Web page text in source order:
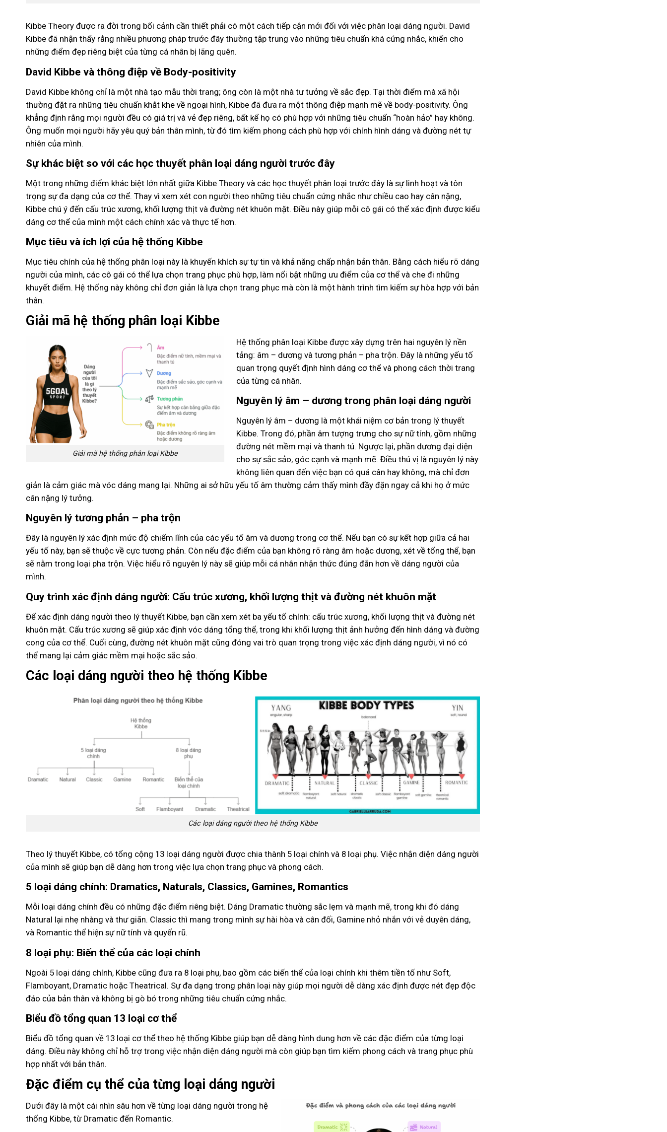
Kibbe Theory được ra đời trong bối cảnh cần thiết phải có một cách tiếp cận mới đối với việc phân loại dáng người. David
Kibbe đã nhận thấy rằng nhiều phương pháp trước đây thường tập trung vào những tiêu chuẩn khá cứng nhắc, khiến cho
những điểm đẹp riêng biệt của từng cá nhân bị lãng quên.
David Kibbe và thông điệp về Body-positivity
David Kibbe không chỉ là một nhà tạo mẫu thời trang; ông còn là một nhà tư tưởng về sắc đẹp. Tại thời điểm mà xã hội
thường đặt ra những tiêu chuẩn khắt khe về ngoại hình, Kibbe đã đưa ra một thông điệp mạnh mẽ về body-positivity. Ông
khẳng định rằng mọi người đều có giá trị và vẻ đẹp riêng, bất kể họ có phù hợp với những tiêu chuẩn “hoàn hảo” hay không.
Ông muốn mọi người hãy yêu quý bản thân mình, từ đó tìm kiếm phong cách phù hợp với chính hình dáng và đường nét tự
nhiên của mình.
Sự khác biệt so với các học thuyết phân loại dáng người trước đây
Một trong những điểm khác biệt lớn nhất giữa Kibbe Theory và các học thuyết phân loại trước đây là sự linh hoạt và tôn
trọng sự đa dạng của cơ thể. Thay vì xem xét con người theo những tiêu chuẩn cứng nhắc như chiều cao hay cân nặng,
Kibbe chú ý đến cấu trúc xương, khối lượng thịt và đường nét khuôn mặt. Điều này giúp mỗi cô gái có thể xác định được kiểu
dáng cơ thể của mình một cách chính xác và thực tế hơn.
Mục tiêu và ích lợi của hệ thống Kibbe
Mục tiêu chính của hệ thống phân loại này là khuyến khích sự tự tin và khả năng chấp nhận bản thân. Bằng cách hiểu rõ dáng
người của mình, các cô gái có thể lựa chọn trang phục phù hợp, làm nổi bật những ưu điểm của cơ thể và che đi những
khuyết điểm. Hệ thống này không chỉ đơn giản là lựa chọn trang phục mà còn là một hành trình tìm kiếm sự hòa hợp với bản
thân.
Giải mã hệ thống phân loại Kibbe
Giải mã hệ thống phân loại Kibbe
Hệ thống phân loại Kibbe được xây dựng trên hai nguyên lý nền
tảng: âm – dương và tương phản – pha trộn. Đây là những yếu tố
quan trọng quyết định hình dáng cơ thể và phong cách thời trang
của từng cá nhân.
Nguyên lý âm – dương trong phân loại dáng người
Nguyên lý âm – dương là một khái niệm cơ bản trong lý thuyết
Kibbe. Trong đó, phần âm tượng trưng cho sự nữ tính, gồm những
đường nét mềm mại và thanh tú. Ngược lại, phần dương đại diện
cho sự sắc sảo, góc cạnh và mạnh mẽ. Điều thú vị là nguyên lý này
không liên quan đến việc bạn có quá cân hay không, mà chỉ đơn
giản là cảm giác mà vóc dáng mang lại. Những ai sở hữu yếu tố âm thường cảm thấy mình đầy đặn ngay cả khi họ ở mức
cân nặng lý tưởng.
Nguyên lý tương phản – pha trộn
Đây là nguyên lý xác định mức độ chiếm lĩnh của các yếu tố âm và dương trong cơ thể. Nếu bạn có sự kết hợp giữa cả hai
yếu tố này, bạn sẽ thuộc về cực tương phản. Còn nếu đặc điểm của bạn không rõ ràng âm hoặc dương, xét về tổng thể, bạn
sẽ nằm trong loại pha trộn. Việc hiểu rõ nguyên lý này sẽ giúp mỗi cá nhân nhận thức đúng đắn hơn về dáng người của
mình.
Quy trình xác định dáng người: Cấu trúc xương, khối lượng thịt và đường nét khuôn mặt
Để xác định dáng người theo lý thuyết Kibbe, bạn cần xem xét ba yếu tố chính: cấu trúc xương, khối lượng thịt và đường nét
khuôn mặt. Cấu trúc xương sẽ giúp xác định vóc dáng tổng thể, trong khi khối lượng thịt ảnh hưởng đến hình dáng và đường
cong của cơ thể. Cuối cùng, đường nét khuôn mặt cũng đóng vai trò quan trọng trong việc xác định dáng người, vì nó có
thể mang lại cảm giác mềm mại hoặc sắc sảo.
Các loại dáng người theo hệ thống Kibbe
Các loại dáng người theo hệ thống Kibbe
Theo lý thuyết Kibbe, có tổng cộng 13 loại dáng người được chia thành 5 loại chính và 8 loại phụ. Việc nhận diện dáng người
của mình sẽ giúp bạn dễ dàng hơn trong việc lựa chọn trang phục và phong cách.
5 loại dáng chính: Dramatics, Naturals, Classics, Gamines, Romantics
Mỗi loại dáng chính đều có những đặc điểm riêng biệt. Dáng Dramatic thường sắc lẹm và mạnh mẽ, trong khi đó dáng
Natural lại nhẹ nhàng và thư giãn. Classic thì mang trong mình sự hài hòa và cân đối, Gamine nhỏ nhắn với vẻ duyên dáng,
và Romantic thể hiện sự nữ tính và quyến rũ.
8 loại phụ: Biến thể của các loại chính
Ngoài 5 loại dáng chính, Kibbe cũng đưa ra 8 loại phụ, bao gồm các biến thể của loại chính khi thêm tiền tố như Soft,
Flamboyant, Dramatic hoặc Theatrical. Sự đa dạng trong phân loại này giúp mọi người dễ dàng xác định được nét đẹp độc
đáo của bản thân và không bị gò bó trong những tiêu chuẩn cứng nhắc.
Biểu đồ tổng quan 13 loại cơ thể
Biểu đồ tổng quan về 13 loại cơ thể theo hệ thống Kibbe giúp bạn dễ dàng hình dung hơn về các đặc điểm của từng loại
dáng. Điều này không chỉ hỗ trợ trong việc nhận diện dáng người mà còn giúp bạn tìm kiếm phong cách và trang phục phù
hợp nhất với bản thân.
Đặc điểm cụ thể của từng loại dáng người
Dưới đây là một cái nhìn sâu hơn về từng loại dáng người trong hệ
thống Kibbe, từ Dramatic đến Romantic.